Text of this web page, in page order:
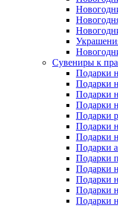
Сувениры к
Подарки
Подарки
Подарки
Подарки
Подарки
Подарки
Подарки
Подарки
Подарки
Подарки
Подарки
Подарки
Подарки